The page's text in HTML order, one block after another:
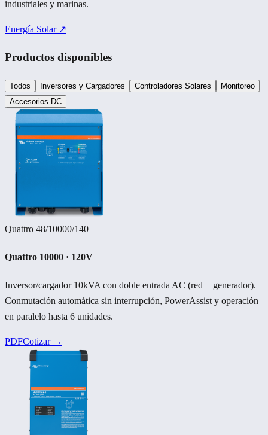
industriales y marinas.
Energía Solar ↗
Productos disponibles
Todos Inversores y Cargadores Controladores Solares
Monitoreo
Accesorios DC
Quattro 48/10000/140
Quattro 10000 · 120V
Inversor/cargador 10kVA con doble entrada AC (red + generador).
Conmutación automática sin interrupción, PowerAssist y operación
en paralelo hasta 6 unidades.
PDFCotizar →